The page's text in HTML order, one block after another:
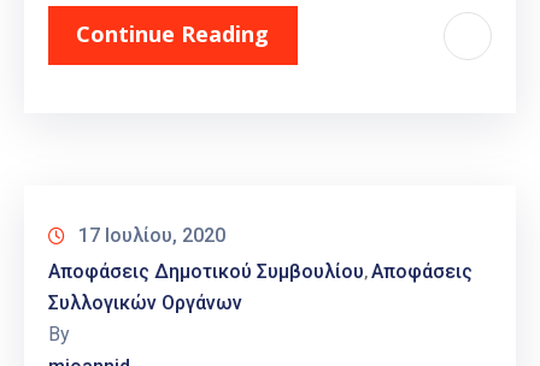
Continue Reading
17 Ιουλίου, 2020
Αποφάσεις Δημοτικού Συμβουλίου‚Αποφάσεις
Συλλογικών Οργάνων
By